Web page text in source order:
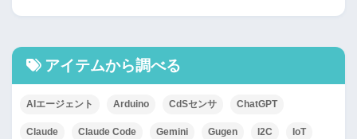
アイテムから調べる
AIエージェント Arduino CdSセンサ ChatGPT
Claude Claude Code Gemini Gugen I2C IoT